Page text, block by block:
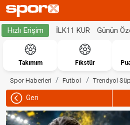
Hızlı Erişim İLK11 KUR Günün
Takımım Fikstür
Spor Haberleri Futbol Trendyol
Geri